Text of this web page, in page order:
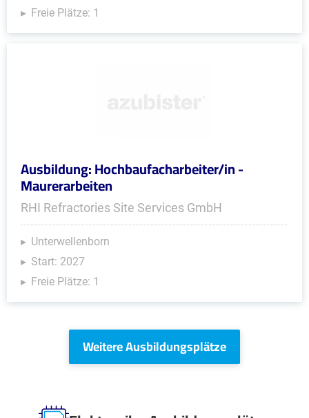
Freie Plätze: 1
Ausbildung: Hochbaufacharbeiter/in -
Maurerarbeiten
RHI Refractories Site Services GmbH
Unterwellenborn
Start: 2027
Freie Plätze: 1
Weitere Ausbildungsplätze